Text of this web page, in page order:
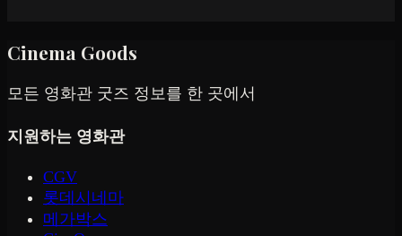
Cinema Goods
모든 영화관 굿즈 정보를 한 곳에서
지원하는 영화관
CGV
롯데시네마
메가박스